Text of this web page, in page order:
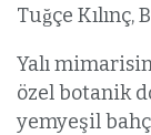
Tuğçe Kılınç,
Yalı
özel botanik
yemyeşil